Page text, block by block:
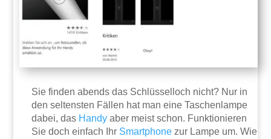
Sie finden abends das Schlüsselloch nicht? Nur in
den seltensten Fällen hat man eine Taschenlampe
dabei, das Handy aber meist schon. Funktionieren
Sie doch einfach Ihr Smartphone zur Lampe um. Wie